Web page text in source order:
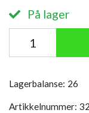
På lager
Lagerbalanse: 26
Artikkelnummer: